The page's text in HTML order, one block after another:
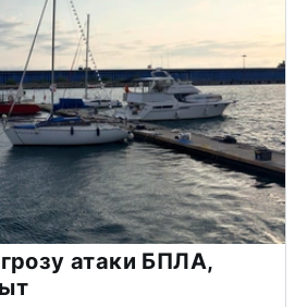
атаки БПЛА,